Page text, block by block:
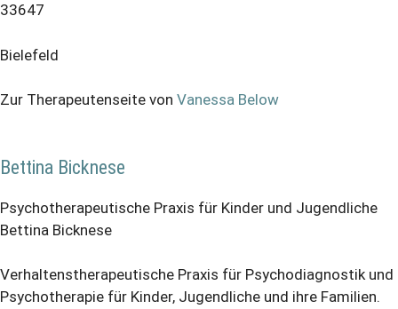
33647
Bielefeld
Zur Therapeutenseite von Vanessa Below
Bettina Bicknese
Psychotherapeutische Praxis für Kinder und Jugendliche
Bettina Bicknese
Verhaltenstherapeutische Praxis für Psychodiagnostik und
Psychotherapie für Kinder, Jugendliche und ihre Familien.